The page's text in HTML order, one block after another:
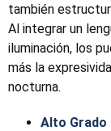
también
Al integrar un
iluminación, los
más la
nocturna.
Alto Grado